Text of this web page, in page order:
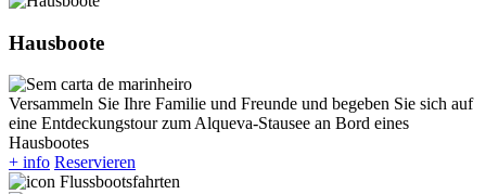
Hausboote
Versammeln Sie Ihre Familie und Freunde und begeben Sie sich auf
eine Entdeckungstour zum Alqueva-Stausee an Bord eines
Hausbootes
+ info Reservieren